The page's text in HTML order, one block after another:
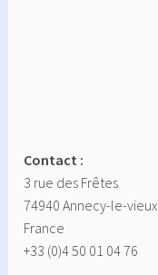
Contact :
3 rue des Frêtes
74940 Annecy-le-vieux
France
+33 (0)4 50 01 04 76